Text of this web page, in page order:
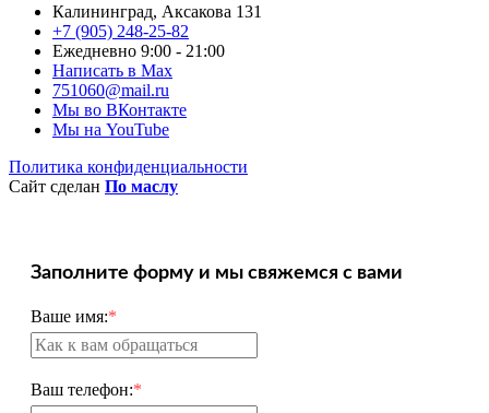
Калининград, Аксакова 131
+7 (905) 248-25-82
Ежедневно 9:00 - 21:00
Написать в Max
751060@mail.ru
Мы во ВКонтакте
Мы на YouTube
Политика конфиденциальности
Сайт сделан По маслу
Заполните форму и мы свяжемся с вами
Ваше имя:*
Ваш телефон:*